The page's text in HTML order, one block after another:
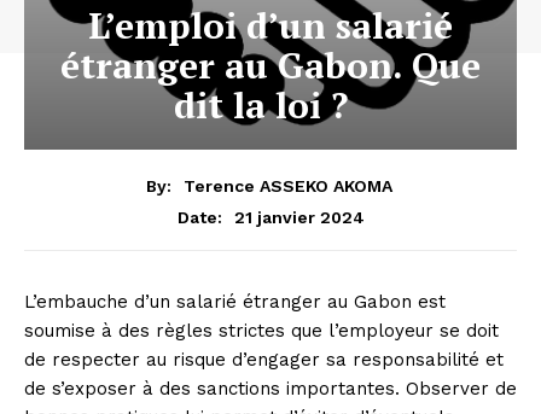
L’emploi d’un salarié
étranger au Gabon. Que
dit la loi ?
By:
Terence ASSEKO AKOMA
Date:
21 janvier 2024
L’embauche d’un salarié étranger au Gabon est
soumise à des règles strictes que l’employeur se doit
de respecter au risque d’engager sa responsabilité et
de s’exposer à des sanctions importantes. Observer de